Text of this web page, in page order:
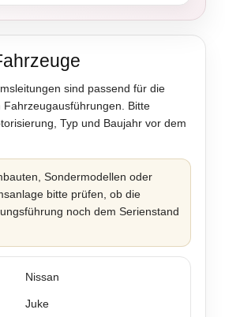
sind passend für die
Bitte
Typ und Baujahr vor dem
Sondermodellen oder
bitte prüfen, ob die
noch dem Serienstand
Nissan
Juke